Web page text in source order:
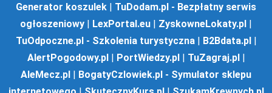
Generator koszulek | TuDodam.pl - Bezpłatny serwis
ogłoszeniowy | LexPortal.eu | ZyskowneLokaty.pl |
TuOdpoczne.pl - Szkolenia turystyczna| B2Bdata.pl|
AlertPogodowy.pl| PortWiedzy.pl| TuZagraj.pl|
AleMecz.pl | BogatyCzlowiek.pl - Symulator sklepu